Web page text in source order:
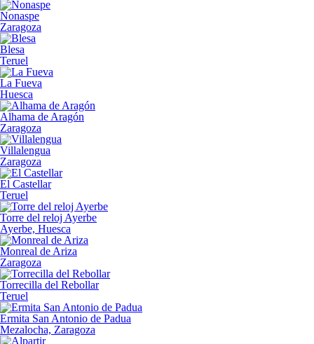
Nonaspe
Zaragoza
Blesa
Teruel
La Fueva
Huesca
Alhama de Aragón
Zaragoza
Villalengua
Zaragoza
El Castellar
Teruel
Torre del reloj Ayerbe
Ayerbe, Huesca
Monreal de Ariza
Zaragoza
Torrecilla del Rebollar
Teruel
Ermita San Antonio de Padua
Mezalocha, Zaragoza